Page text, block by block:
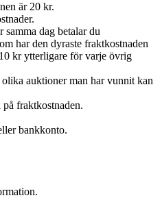
är 20 kr.
dag betalar du
har den dyraste fraktkostnaden
kr ytterligare för varje övrig
auktioner man har vunnit kan
fraktkostnaden.
bankkonto.